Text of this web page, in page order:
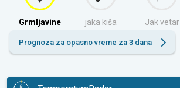
Grmljavine jaka kiša Jak vetar
Prognoza za opasno vreme za 3 dana